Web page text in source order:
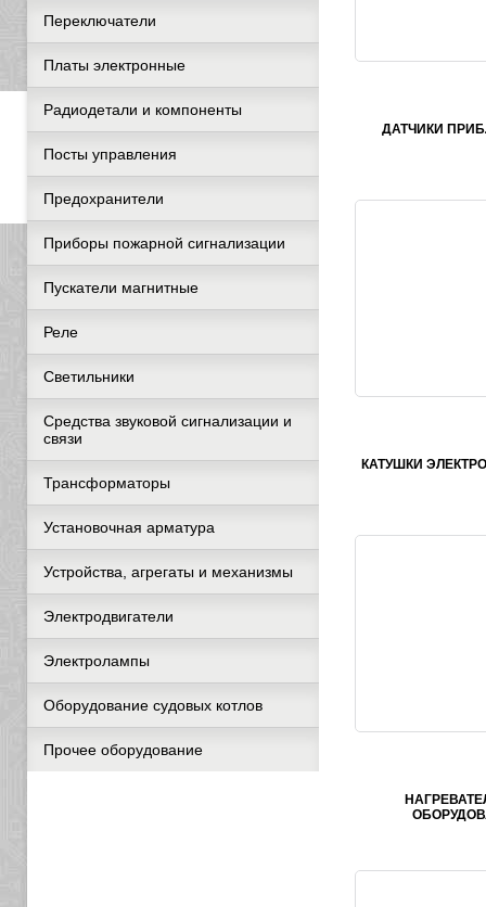
Переключатели
Платы электронные
Радиодетали и компоненты
Посты управления
Предохранители
Приборы пожарной сигнализации
Пускатели магнитные
Реле
Светильники
Средства звуковой сигнализации и
связи
Трансформаторы
Установочная арматура
Устройства, агрегаты и механизмы
Электродвигатели
Электролампы
Оборудование судовых котлов
Прочее оборудование
ДАТЧИКИ
КАТУШКИ